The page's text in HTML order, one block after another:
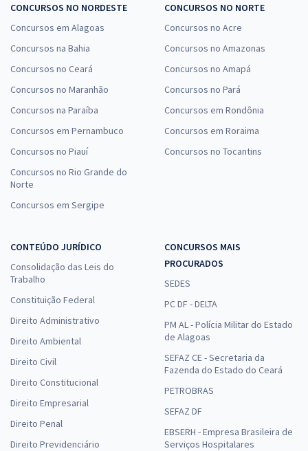
CONCURSOS NO NORDESTE
Concursos em Alagoas
Concursos na Bahia
Concursos no Ceará
Concursos no Maranhão
Concursos na Paraíba
Concursos em Pernambuco
Concursos no Piauí
Concursos no Rio Grande do
Norte
Concursos em Sergipe
CONCURSOS NO NORTE
Concursos no Acre
Concursos no Amazonas
Concursos no Amapá
Concursos no Pará
Concursos em Rondônia
Concursos em Roraima
Concursos no Tocantins
CONTEÚDO JURÍDICO
Consolidação das Leis do
Trabalho
Constituição Federal
Direito Administrativo
Direito Ambiental
Direito Civil
Direito Constitucional
Direito Empresarial
Direito Penal
Direito Previdenciário
CONCURSOS MAIS
PROCURADOS
SEDES
PC DF - DELTA
PM AL - Polícia Militar do Estado
de Alagoas
SEFAZ CE - Secretaria da
Fazenda do Estado do Ceará
PETROBRAS
SEFAZ DF
EBSERH - Empresa Brasileira de
Serviços Hospitalares